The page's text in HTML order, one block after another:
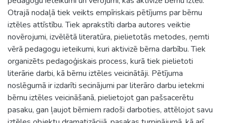
Otrajā nodaļā tiek veikts empīriskais pētījums par bērnu
iztēles attīstību. Tiek aprakstīti darba autores veiktie
novērojumi, izvēlētā literatūra, pielietotās metodes, ņemti
vērā pedagogu ieteikumi, kuri aktivizē bērna darbību. Tiek
organizēts pedagoģiskais process, kurā tiek pielietoti
literārie darbi, kā bērnu iztēles veicinātāji. Pētījuma
noslēgumā ir izdarīti secinājumi par literāro darbu ietekmi
bērnu iztēles veicināšanā, pielietojot gan pašsacerētu
pasaku, gan ļaujot bērniem radoši darboties, attēlojot savu